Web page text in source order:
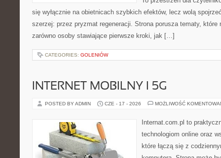
się wyłącznie na obietnicach szybkich efektów, lecz wolą
szerzej: przez pryzmat regeneracji. Strona porusza tematy, które
zarówno osoby stawiające pierwsze kroki, jak […]
CATEGORIES: GOLENIÓW
INTERNET MOBILNY I 5G
POSTED BY ADMIN CZE - 17 - 2026 MOŻLIWOŚĆ
Internat.com.pl to
technologiom online oraz
które łączą się z